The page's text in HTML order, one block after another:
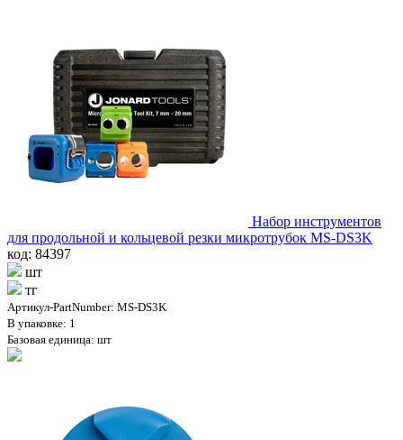
Набор инструментов
для продольной и кольцевой резки микротрубок MS-DS3K
код: 84397
шт
тг
Артикул-PartNumber: MS-DS3K
В упаковке: 1
Базовая единица: шт